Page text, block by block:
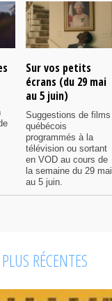
Sur vos petits
écrans (du 29 mai
au 5 juin)
Suggestions de films
québécois
programmés à la
télévision ou sortant
en VOD au cours de
la semaine du 29 mai
au 5 juin.
RÉCENTES